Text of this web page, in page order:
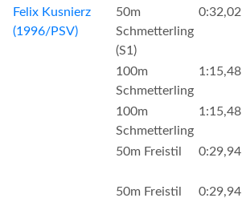
Felix Kusnierz
(1996/PSV)
50m
Schmetterling
(S1)
0:32,02
100m
Schmetterling
1:15,48
100m
Schmetterling
1:15,48
50m Freistil
0:29,94
50m Freistil
0:29,94